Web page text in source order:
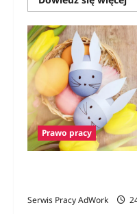
się
o
na
Prawo pracy
Serwis Pracy AdWork